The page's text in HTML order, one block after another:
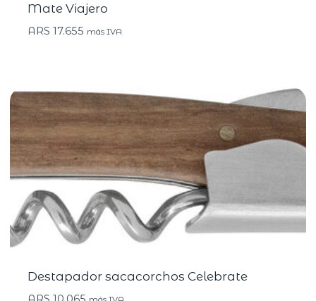
Mate Viajero
ARS 17.655 más IVA
Destapador sacacorchos Celebrate